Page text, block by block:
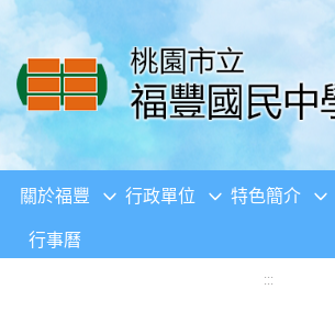
移至網頁之主要內容區位置
關於福豐 行政單位 特色簡介
行事曆
:::